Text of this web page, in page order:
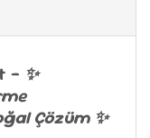
– ✨
Çözüm ✨